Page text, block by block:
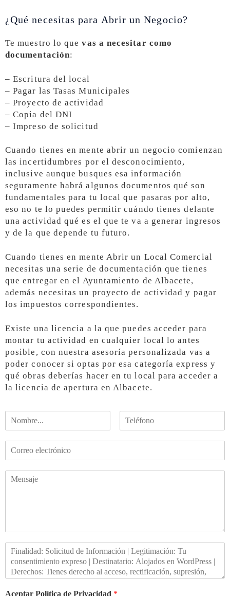
¿Qué necesitas para Abrir un Negocio?
Te muestro lo quevas a necesitar como
documentación:
– Escritura del local
– Pagar las Tasas Municipales
– Proyecto de actividad
– Copia del DNI
– Impreso de solicitud
Cuando tienes en mente abrir un negocio comienzan
las incertidumbres por el desconocimiento,
inclusive aunque busques esa información
seguramente habrá algunos documentos qué son
fundamentales para tu local que pasaras por alto,
eso no te lo puedes permitir cuándo tienes delante
una actividad qué es el que te va a generar ingresos
y de la que depende tu futuro.
Cuando tienes en mente Abrir un Local Comercial
necesitas una serie de documentación que tienes
que entregar en el Ayuntamiento de Albacete,
además necesitas un proyecto de actividad y pagar
los impuestos correspondientes.
Existe una licencia a la que puedes acceder para
montar tu actividad en cualquier local lo antes
posible, con nuestra asesoría personalizada vas a
poder conocer si optas por esa categoría express y
qué obras deberías hacer en tu local para acceder a
la licencia de apertura en Albacete.
Aceptar Política de Privacidad *